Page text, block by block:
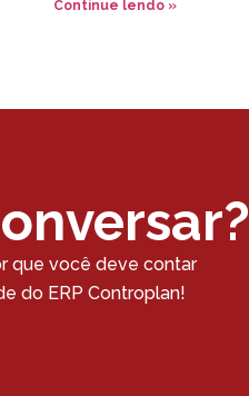
Continue lendo »
que você deve contar
do ERP Controplan!